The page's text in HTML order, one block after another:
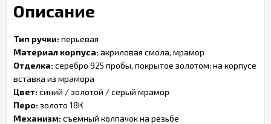
Описание
Тип ручки:перьевая
Материал корпуса:акриловая смола, мрамор
Отделка:серебро 925 пробы, покрытое золотом; на корпусе
вставка из мрамора
Цвет:синий / золотой / серый мрамор
Перо:золото 18К
Механизм:съемный колпачок на резьбе